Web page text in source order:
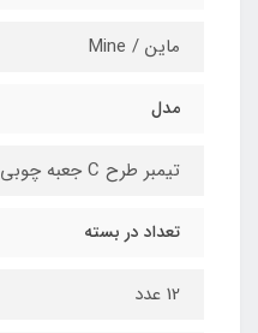
ماین / Mine
مدل
تیمبر طرح C جعبه چوبی به همراه تراش
تعداد در بسته
12 عدد